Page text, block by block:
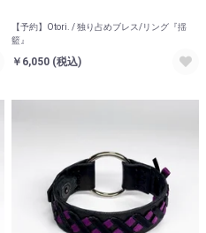
【予約】Otori. / 独り占めブレス/リング『揺
籃』
￥6,050 (税込)